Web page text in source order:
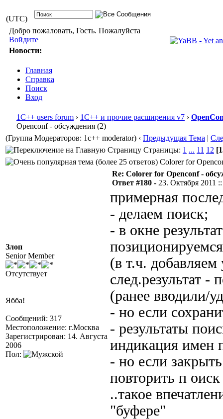
(UTC)
Добро пожаловать, Гость. Пожалуйста
Войдите
Новости:
Главная
Справка
Поиск
Вход
1С++ users forum › 1С++ и прочие расширения v7 ›
Openconf - обсуждения (2)
(Группа Модераторов: 1c++ moderator) ‹ Предыдущая Тема |
Страницы: 1 ... 11 12
Colorer for
Злоп
Senior Member
Отсутствует
Ябба!
Сообщений: 317
Местоположение: г.Москва
Зарегистрирован: 14. Августа
2006
Пол:
Re: Colorer for Openconf -
Ответ #180 - 23. Октября 2011
примерная
- делаем поиск;
- в окне
(в т.ч.
след.результат -
(ранее вводили/
- но если
- результаты
индикация имен
- но если
повторить п
..такое
"буфере"